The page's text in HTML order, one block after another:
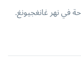
في نهر غانغجيونغ.